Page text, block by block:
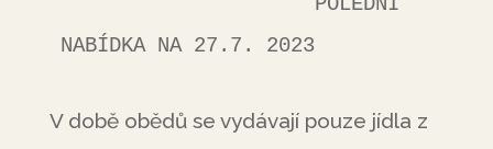
NABÍDKA NA 27.7. 2023
V době obědů se vydávají pouze jídla z